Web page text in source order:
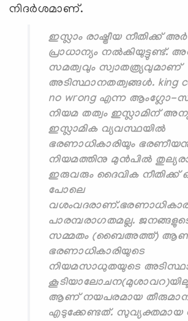
നിദർശമാണ്.
ഇസ്ലാം രാഷ്ട്രീയ നീതിക്ക്
പ്രാധാന്യം നൽകിയുട്ടുണ്ട്.
സമത്വവും സ്വാതത്ര്യവുമാണ്
അടിസ്ഥാനതത്വങ്ങൾ. king
no wrong എന്ന ആംഗ്ലോ-
നിയമ തത്വം ഇസ്ലാമിന്
ഇസ്ലാമിക വ്യവസ്ഥയിൽ
ഭരണാധികാരിയും
നിയമത്തിനു മുൻപിൽ
ഇരുവരും ദൈവിക നീതിക്ക്
പോലെ
പാരമ്പരാഗതമല്ല.
സമ്മതം (ബൈഅത്ത്)
ഭരണാധികാരിയുടെ
നിയമസാധുതയുടെ
ആണ് നയപരമായ
എടുക്കേണ്ടത്. സുവ്യക്തമായ